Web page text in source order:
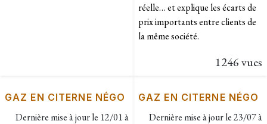
réelle… et explique les écarts de
prix importants entre clients de
la même société.
1246 vues
GAZ EN CITERNE NÉGO
Dernière mise à jour le 12/01 à
GAZ EN CITERNE NÉGO
Dernière mise à jour le23/07 à